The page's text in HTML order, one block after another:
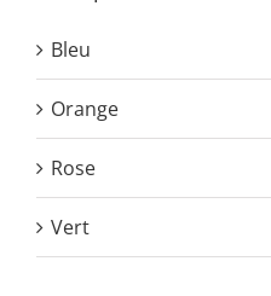
Bleu
Orange
Rose
Vert